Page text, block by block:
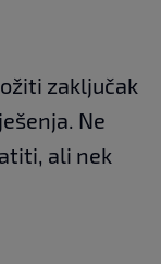
zaključak
Ne
ali nek